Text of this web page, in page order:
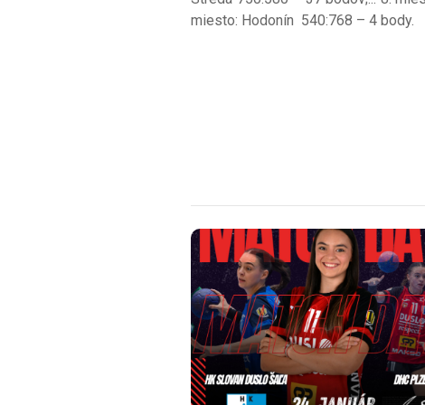
miesto: Hodonín 540:768 – 4 body.